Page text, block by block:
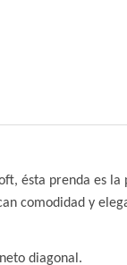
ésta prenda es la
comodidad y
diagonal.